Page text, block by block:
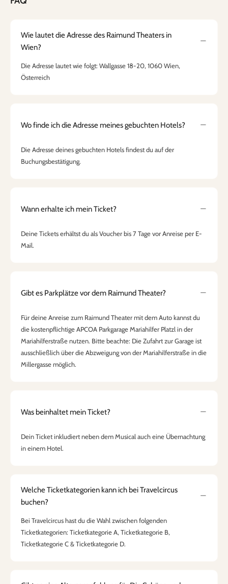
Wie lautet die Adresse des Raimund Theaters in
Wien?
Die Adresse lautet wie folgt: Wallgasse 18-20, 1060 Wien,
Österreich
Wo finde ich die Adresse meines gebuchten Hotels?
Die Adresse deines gebuchten Hotels findest du auf der
Buchungsbestätigung.
Wann erhalte ich mein Ticket?
Deine Tickets erhältst du als Voucher bis 7 Tage vor Anreise per E-
Mail.
Gibt es Parkplätze vor dem Raimund Theater?
Für deine Anreise zum Raimund Theater mit dem Auto kannst du
die kostenpflichtige APCOA Parkgarage Mariahilfer Platzl in der
Mariahilferstraße nutzen. Bitte beachte: Die Zufahrt zur Garage ist
ausschließlich über die Abzweigung von der Mariahilferstraße in die
Millergasse möglich.
Was beinhaltet mein Ticket?
Dein Ticket inkludiert neben dem Musical auch eine Übernachtung
in einem Hotel.
Welche Ticketkategorien kann ich bei Travelcircus
buchen?
Bei Travelcircus hast du die Wahl zwischen folgenden
Ticketkategorien: Ticketkategorie A, Ticketkategorie B,
Ticketkategorie C & Ticketkategorie D.